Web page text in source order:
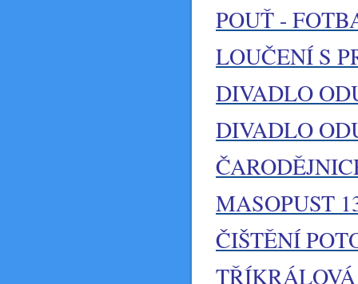
POUŤ -
LOUČENÍ S
DIVADLO
DIVADLO
MASOPUST
ČIŠTĚNÍ